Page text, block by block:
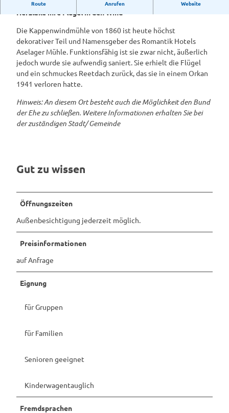
Route Anrufen Website
Herzlake ihre Flügel in den Wind
Die Kappenwindmühle von 1860 ist heute höchst
dekorativer Teil und Namensgeber des Romantik Hotels
Aselager Mühle. Funktionsfähig ist sie zwar nicht, äußerlich
jedoch wurde sie aufwendig saniert. Sie erhielt die Flügel
und ein schmuckes Reetdach zurück, das sie in einem Orkan
1941 verloren hatte.
Hinweis: An diesem Ort besteht auch die Möglichkeit den Bund
der Ehe zu schließen. Weitere Informationen erhalten Sie bei
der zuständigen Stadt/ Gemeinde
Gut zu wissen
Öffnungszeiten
Außenbesichtigung jederzeit möglich.
Preisinformationen
auf Anfrage
Eignung
für Gruppen
für Familien
Senioren geeignet
Kinderwagentauglich
Fremdsprachen